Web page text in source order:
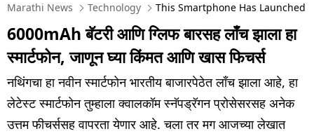
Marathi News Technology This Smartphone Has Launched
6000mAh बॅटरी आणि ग्लिफ बारसह लाँच झाला हा
स्मार्टफोन, जाणून घ्या किंमत आणि खास फिचर्स
नथिंगचा हा नवीन स्मार्टफोन भारतीय बाजारपेठेत लाँच झाला आहे, हा
लेटेस्ट स्मार्टफोन तुम्हाला क्वालकॉम स्नॅपड्रॅगन प्रोसेसरसह अनेक
उत्तम फीचर्ससह वापरता येणार आहे. चला तर मग आजच्या लेखात